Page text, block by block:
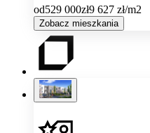
od529 000zł9 627 zł/m2
Zobacz mieszkania